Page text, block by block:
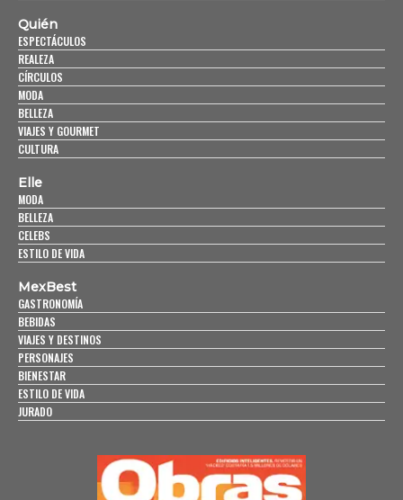
Quién
ESPECTÁCULOS
REALEZA
CÍRCULOS
MODA
BELLEZA
VIAJES Y GOURMET
CULTURA
Elle
MODA
BELLEZA
CELEBS
ESTILO DE VIDA
MexBest
GASTRONOMÍA
BEBIDAS
VIAJES Y DESTINOS
PERSONAJES
BIENESTAR
ESTILO DE VIDA
JURADO